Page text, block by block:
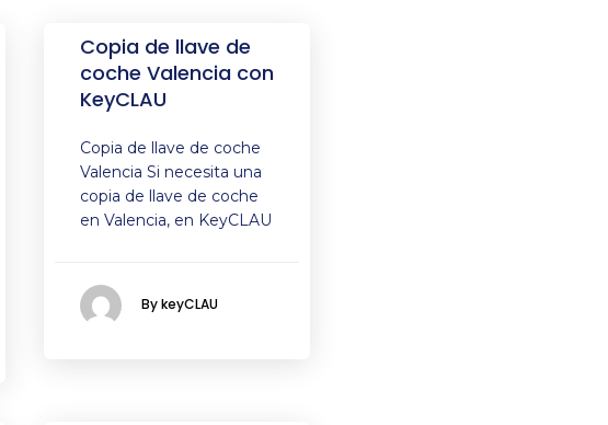
Copia de llave de
coche Valencia con
KeyCLAU
Copia de llave de coche
Valencia Si necesita una
copia de llave de coche
en Valencia, en KeyCLAU
By keyCLAU